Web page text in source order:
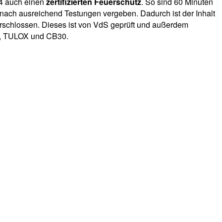
ausreichend Testungen vergeben. Dadurch ist der Inhalt
Dieses ist von VdS geprüft und außerdem
und CB30.